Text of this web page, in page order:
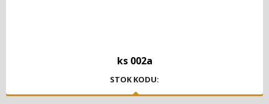
ks 002a
STOK KODU: